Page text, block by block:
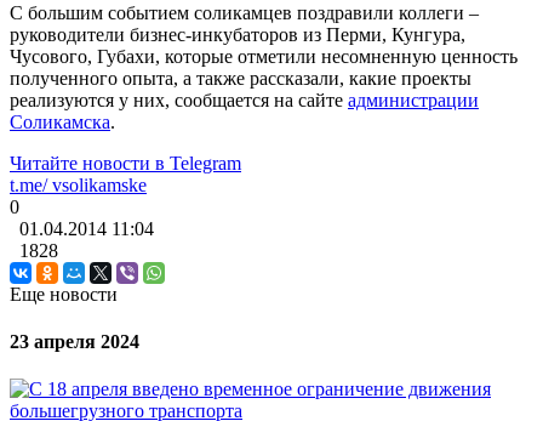
С большим событием соликамцев поздравили коллеги –
руководители бизнес-инкубаторов из Перми, Кунгура,
Чусового, Губахи, которые отметили несомненную ценность
полученного опыта, а также рассказали, какие проекты
реализуются у них, сообщается на сайте администрации
Соликамска.
Читайте новости в Telegram
t.me/vsolikamske
0
01.04.2014 11:04
1828
Еще новости
23 апреля 2024